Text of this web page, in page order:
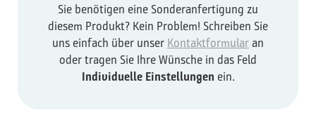
Sie benötigen eine Sonderanfertigung zu
diesem Produkt? Kein Problem! Schreiben Sie
uns einfach über unser Kontaktformular an
oder tragen Sie Ihre Wünsche in das Feld
Individuelle Einstellungen ein.